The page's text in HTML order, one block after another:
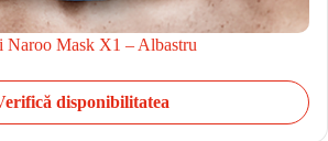
Naroo Mask X1 – Albastru
disponibilitatea